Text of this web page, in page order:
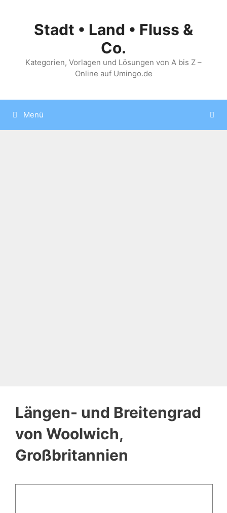
springenStadt • Land • Fluss &
Co.
Kategorien, Vorlagen und Lösungen von A bis Z –
Online auf Umingo.de
Menü
Längen- und Breitengrad
von Woolwich,
Großbritannien